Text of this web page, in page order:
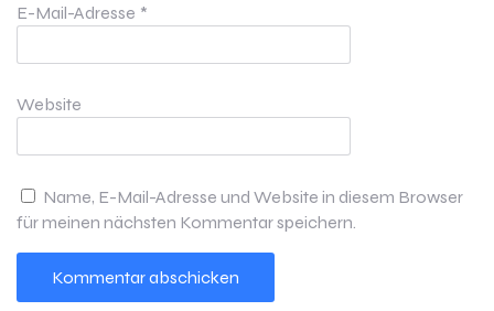
E-Mail-Adresse *
Website
Name, E-Mail-Adresse und Website in diesem Browser
für meinen nächsten Kommentar speichern.